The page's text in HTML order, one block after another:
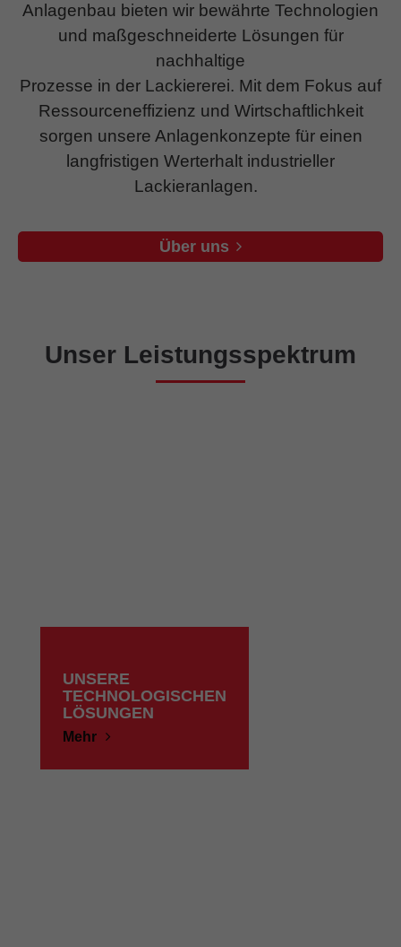
Anlagenbau bieten wir bewährte Technologien
und maßgeschneiderte Lösungen für
nachhaltige
Prozesse in der Lackiererei. Mit dem Fokus auf
Ressourceneffizienz und Wirtschaftlichkeit
sorgen unsere Anlagenkonzepte für einen
langfristigen Werterhalt industrieller
Lackieranlagen.
Über uns
Unser Leistungsspektrum
UNSERE
TECHNOLOGISCHEN
LÖSUNGEN
Mehr